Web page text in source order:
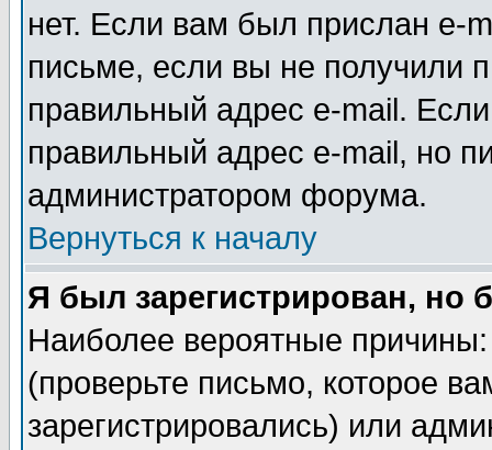
нет. Если вам был прислан e-
письме, если вы не получили
правильный адрес e-mail.
правильный адрес e-mail, но
администратором форума.
Вернуться к началу
Я был зарегистрирован, но
Наиболее вероятные
(проверьте письмо, которое
зарегистрировались) или